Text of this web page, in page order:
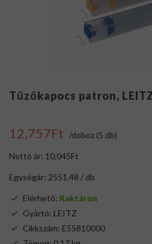
Tűzőkapocs patron,
12,757Ft /doboz (5 db)
Nettó ár: 10,045Ft
Egységár: 2551,48 / db
Elérhető: Raktáron
Gyártó: LEITZ
Cikkszám: E55810000